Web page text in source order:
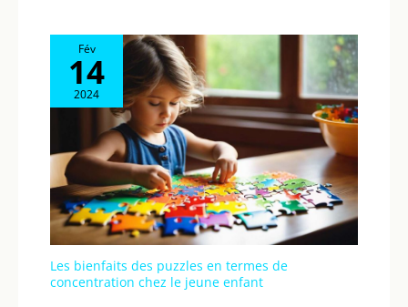
Fév
14
2024
Les bienfaits des puzzles en termes de
concentration chez le jeune enfant